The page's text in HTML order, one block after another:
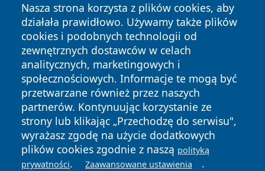
Nasza strona korzysta z plików cookies, aby
działała prawidłowo. Używamy także plików
cookies i podobnych technologii od
zewnętrznych dostawców w celach
analitycznych, marketingowych i
społecznościowych. Informacje te mogą być
przetwarzane również przez naszych
partnerów. Kontynuując korzystanie ze
strony lub klikając „Przechodzę do serwisu",
wyrażasz zgodę na użycie dodatkowych
plików cookies zgodnie z naszą polityką
prywatności. Zaawansowane ustawienia .
Copyright © 2026 24piaseczno.pl Wszystkie prawa
zastrzeżone.
News Autorzy
Polityka
Prywatności
Polityka
Cookies